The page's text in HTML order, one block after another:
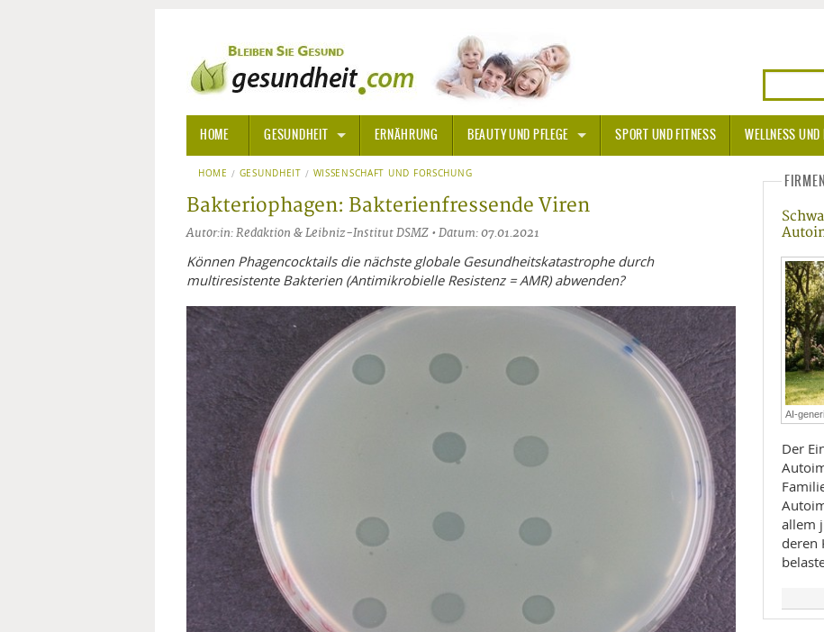
HOME GESUNDHEIT
ALLGEMEINE INFORMATIONEN
ALTERNATIVE HEILWEISENAROMA THERAPIE
BACHBLÜTEN
EDELSTEINE - HEILSTEINE
KALIFORNISCHE BLÜTEN
NATURHEILKUNDE
ALTERNATIVE MEDIZIN
ARZNEI- UND HEILMITTEL
GIFTSTOFFE
KRANKHEITEN VON A-ZANGST
MEDIZINISCHE FACHBEGRIFFE
MUND UND ZÄHNE
PRÄVENTION UND ALTER
SYMPTOME UND DIAGNOSE
VITAMINE UND MINERALSTOFFE
ERNÄHRUNG BEAUTY UND PFLEGE
SONNENSCHUTZ
SPORT UND FITNESS WELLNESS UND
HOME GESUNDHEIT WISSENSCHAFT UND FORSCHUNG
Bakteriophagen: Bakterienfressende Viren
Autor:in: Redaktion & Leibniz-Institut DSMZ • Datum: 07.01.2021
Können Phagencocktails die nächste globale Gesundheitskatastrophe durch
multiresistente Bakterien (Antimikrobielle Resistenz = AMR) abwenden?
AI-
Der
allem
deren